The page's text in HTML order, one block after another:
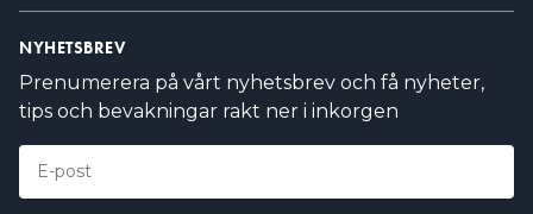
NYHETSBREV
Prenumerera på vårt nyhetsbrev och få nyheter,
tips och bevakningar rakt ner i inkorgen